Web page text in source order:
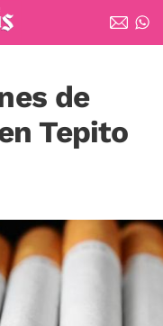
de
Tepito